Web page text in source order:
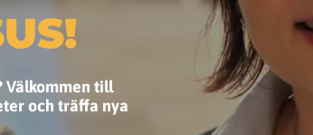
Välkommen till
och träffa nya